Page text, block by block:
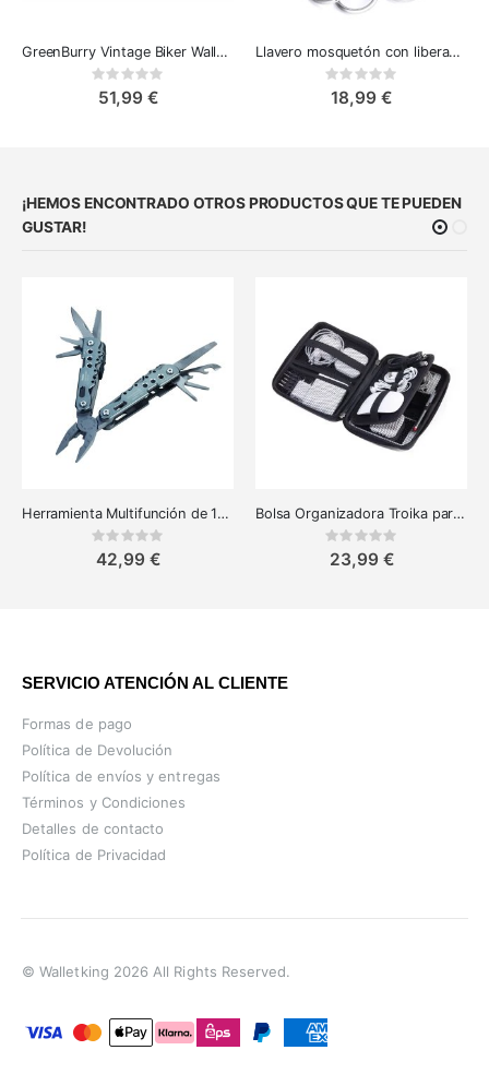
GreenBurry Vintage Biker Wallet - Bikers World
Rating:
51,99 €
Llavero mosquetón con liberación rápida - Troika Patent
Rating:
18,99 €
¡HEMOS ENCONTRADO OTROS PRODUCTOS QUE TE PUEDEN
GUSTAR!
Herramienta Multifunción de 10 Funciones Troika - Esencial para Cualquier Proyecto
Rating:
42,99 €
Bolsa Organizadora Troika para Maquillaje, Electrónica y Accesorios
Rating:
23,99 €
SERVICIO ATENCIÓN AL CLIENTE
Formas de pago
Política de Devolución
Política de envíos y entregas
Términos y Condiciones
Detalles de contacto
Política de Privacidad
© Walletking 2026 All Rights Reserved.